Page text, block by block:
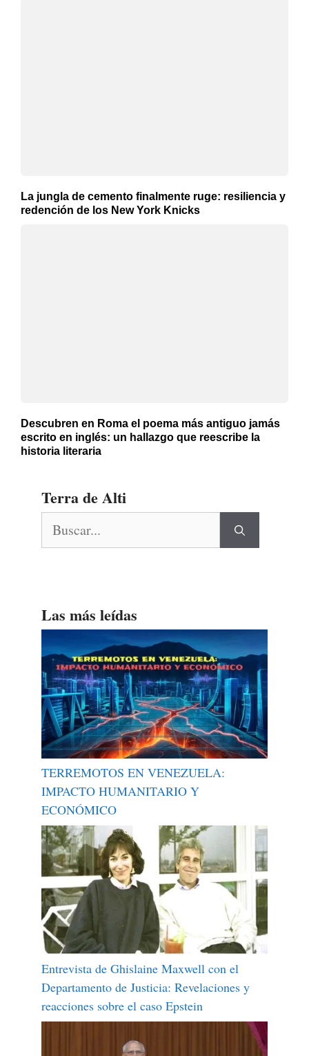
La jungla de cemento finalmente ruge: resiliencia y
redención de los New York Knicks
Descubren en Roma el poema más antiguo jamás
escrito en inglés: un hallazgo que reescribe la
historia literaria
Terra de Alti
Las más leídas
TERREMOTOS EN VENEZUELA:
IMPACTO HUMANITARIO Y
ECONÓMICO
Entrevista de Ghislaine Maxwell con el
Departamento de Justicia: Revelaciones y
reacciones sobre el caso Epstein